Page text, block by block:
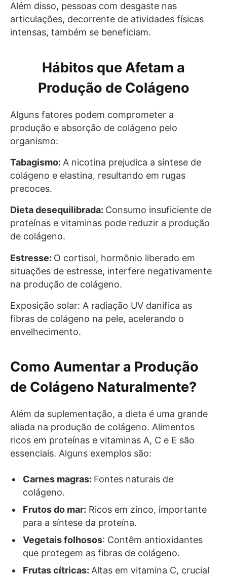
Além disso, pessoas com desgaste nas
articulações, decorrente de atividades físicas
intensas, também se beneficiam.
Hábitos que Afetam a
Produção de Colágeno
Alguns fatores podem comprometer a
produção e absorção de colágeno pelo
organismo:
Tabagismo: A nicotina prejudica a síntese de
colágeno e elastina, resultando em rugas
precoces.
Dieta desequilibrada: Consumo insuficiente de
proteínas e vitaminas pode reduzir a produção
de colágeno.
Estresse: O cortisol, hormônio liberado em
situações de estresse, interfere negativamente
na produção de colágeno.
Exposição solar: A radiação UV danifica as
fibras de colágeno na pele, acelerando o
envelhecimento.
Como Aumentar a Produção
de Colágeno Naturalmente?
Além da suplementação, a dieta é uma grande
aliada na produção de colágeno. Alimentos
ricos em proteínas e vitaminas A, C e E são
essenciais. Alguns exemplos são:
Carnes magras: Fontes naturais de
colágeno.
Frutos do mar: Ricos em zinco, importante
para a síntese da proteína.
Vegetais folhosos: Contêm antioxidantes
que protegem as fibras de colágeno.
Frutas cítricas: Altas em vitamina C, crucial